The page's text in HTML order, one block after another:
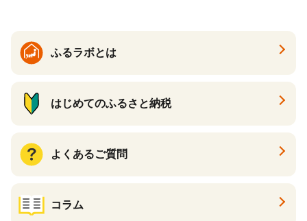
ふるラボとは
はじめてのふるさと納税
よくあるご質問
コラム